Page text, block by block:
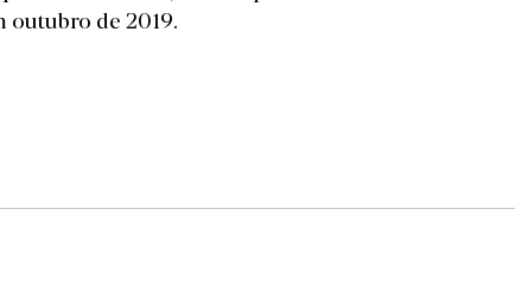
outubro de 2019.